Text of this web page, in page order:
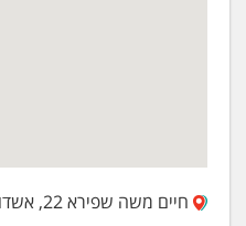
חיים משה שפירא 22, אשדוד 7751013